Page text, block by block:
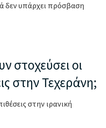
δεν υπάρχει πρόσβαση
στοχεύσει οι
στην Τεχεράνη;
στην ιρανική